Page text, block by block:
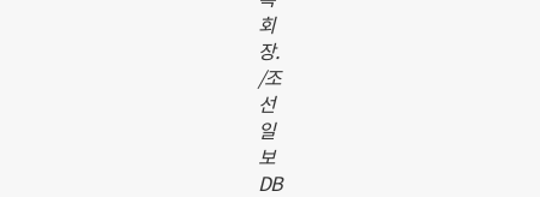
회
장.
/조
선
일
보
DB